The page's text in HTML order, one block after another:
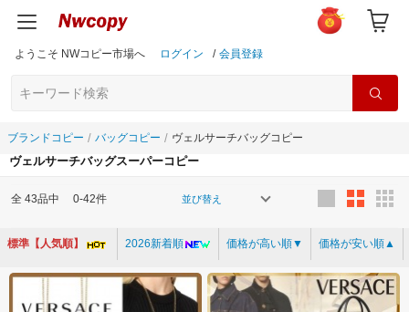
ようこそ NWコピー市場へ ログイン / 会員登録
ブランドコピー バッグコピー ヴェルサーチバッグコピー
ヴェルサーチバッグスーパーコピー
全 43品中 0-42件 並び替え
標準【人気順】 2026新着順 価格が高い順▼ 価格が安い順▲